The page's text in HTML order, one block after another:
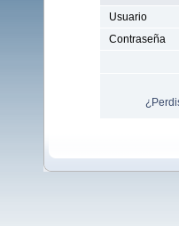
Usuario
Contraseña